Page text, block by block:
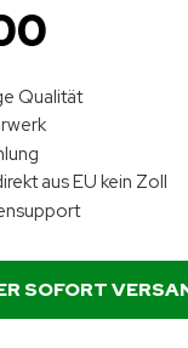
Qualität
aus EU kein Zoll
SOFORT